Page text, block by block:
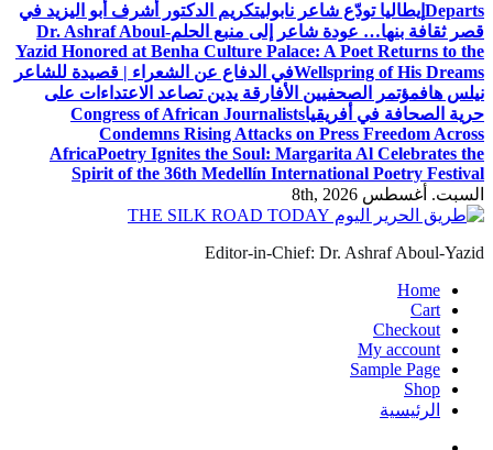
Departs إيطاليا تودّع شاعر نابوليتكريم الدكتور أشرف أبو اليزيد في
قصر ثقافة بنها… عودة شاعر إلى منبع الحلمDr. Ashraf Aboul-
Yazid Honored at Benha Culture Palace: A Poet Returns to the
Wellspring of His Dreamsفي الدفاع عن الشعراء | قصيدة للشاعر
نيلس هافمؤتمر الصحفيين الأفارقة يدين تصاعد الاعتداءات على
حرية الصحافة في أفريقياCongress of African Journalists
Condemns Rising Attacks on Press Freedom Across
AfricaPoetry Ignites the Soul: Margarita Al Celebrates the
Spirit of the 36th Medellín International Poetry Festival
السبت. أغسطس 8th, 2026
Editor-in-Chief: Dr. Ashraf Aboul-Yazid
Home
Cart
Checkout
My account
Sample Page
Shop
الرئيسية